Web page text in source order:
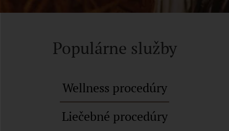
Populárne služby
Wellness procedúry
Liečebné procedúry